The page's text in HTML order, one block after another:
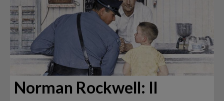
Norman Rockwell: Il